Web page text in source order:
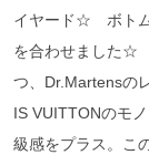
イヤード☆ ボトム
を合わせました☆
つ、Dr.Martensの
IS VUITTONのモ
級感をプラス。こ